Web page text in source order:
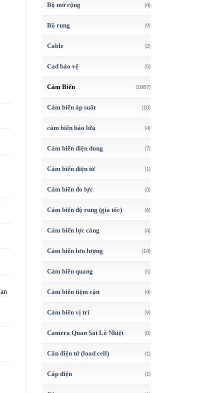
Bộ mở rộng (4)
Bộ rung (9)
Cable (2)
Cad bảo vệ (5)
Cảm Biến (1887)
Cảm biến áp suất (10)
cảm biến báo lửa (4)
Cảm biến điện dung (7)
Cảm biến điện từ (1)
Cảm biến đo lực (3)
Cảm biến độ rung (gia tốc) (6)
Cảm biến lực căng (4)
Cảm biến lưu lượng (14)
Cảm biến quang (5)
Cảm biến tiệm cận (4)
Cảm biến vị trí (9)
Camera Quan Sát Lò Nhiệt (0)
Cân điện tử (load cell) (1)
Cáp điện (1)